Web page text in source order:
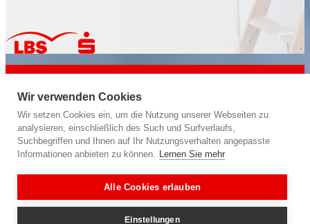
Wir geben deiner Zukunft ein Zuhause.
Folge uns auf
Wir verwenden Cookies
Wir setzen Cookies ein, um die Nutzung unserer Webseiten zu
analysieren, einschließlich des Such und Surfverlaufs,
Suchbegriffen und Ihnen auf Ihr Nutzungsverhalten angepasste
Informationen anbieten zu können. Lernen Sie mehr
Alle Cookies erlauben
Einstellungen